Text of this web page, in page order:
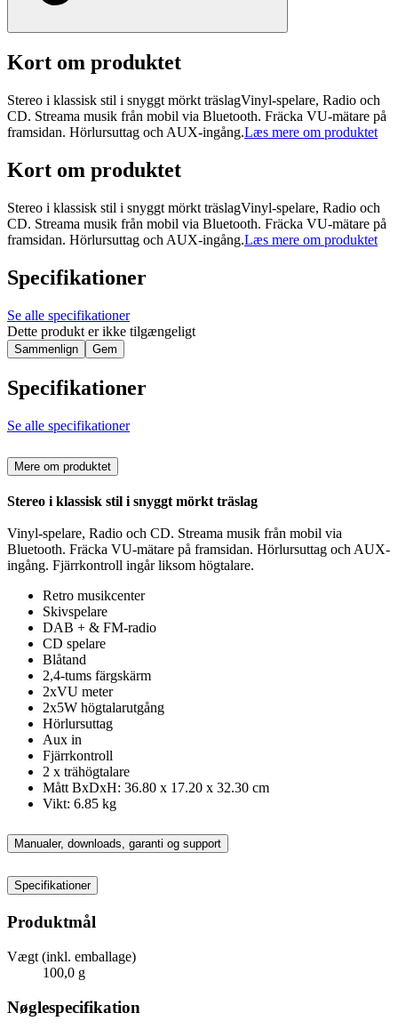
Kort om produktet
Stereo i klassisk stil i snyggt mörkt träslagVinyl-spelare, Radio och
CD. Streama musik från mobil via Bluetooth. Fräcka VU-mätare på
framsidan. Hörlursuttag och AUX-ingång.Læs mere om produktet
Kort om produktet
Stereo i klassisk stil i snyggt mörkt träslagVinyl-spelare, Radio och
CD. Streama musik från mobil via Bluetooth. Fräcka VU-mätare på
framsidan. Hörlursuttag och AUX-ingång.Læs mere om produktet
Specifikationer
Se alle specifikationer
Dette produkt er ikke tilgængeligt
Sammenlign Gem
Specifikationer
Se alle specifikationer
Mere om produktet
Stereo i klassisk stil i snyggt mörkt träslag
Vinyl-spelare, Radio och CD. Streama musik från mobil via
Bluetooth. Fräcka VU-mätare på framsidan. Hörlursuttag och AUX-
ingång. Fjärrkontroll ingår liksom högtalare.
Retro musikcenter
Skivspelare
DAB + & FM-radio
CD spelare
Blåtand
2,4-tums färgskärm
2xVU meter
2x5W högtalarutgång
Hörlursuttag
Aux in
Fjärrkontroll
2 x trähögtalare
Mått BxDxH: 36.80 x 17.20 x 32.30 cm
Vikt: 6.85 kg
Manualer, downloads, garanti og support
Specifikationer
Produktmål
Vægt (inkl. emballage)
100,0 g
Nøglespecifikation